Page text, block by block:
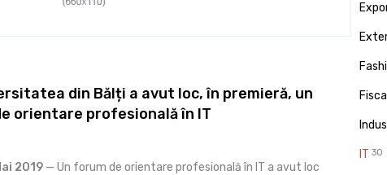
din Bălți a avut loc, în premieră, un
orientare profesională în IT
2019 — Un forum de orientare profesională în IT a avut loc
IT 30